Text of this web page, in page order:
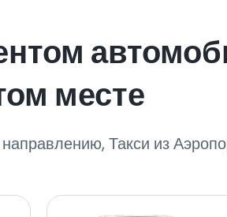
месте
Такси из